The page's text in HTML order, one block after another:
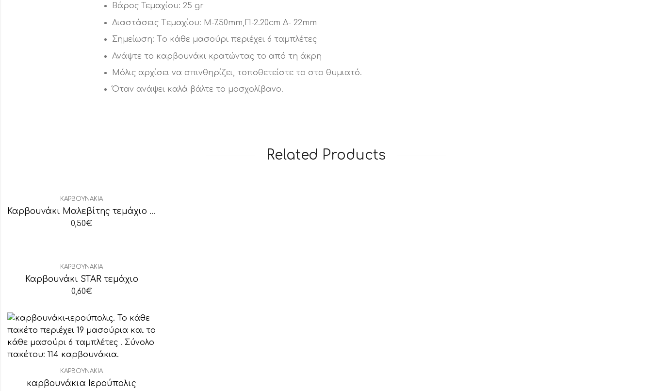
Βάρος Τεμαχίου: 25 gr
Διαστάσεις Tεμαχίου: Μ-7.50mm,Π-2.20cm Δ- 22mm
Σημείωση: Tο κάθε μασούρι περιέχει 6 ταμπλέτες
Ανάψτε το καρβουνάκι κρατώντας το από τη άκρη
Μόλις αρχίσει να σπινθηρίζει, τοποθετείστε το στο θυμιατό.
Όταν ανάψει καλά βάλτε το μοσχολίβανο.
Related Products
ΚΑΡΒΟΥΝΆΚΙΑ
Καρβουνάκι Μαλεβίτης τεμάχιο (άκαπνο)
0,50€
ΚΑΡΒΟΥΝΆΚΙΑ
Καρβουνάκι STAR τεμάχιο
0,60€
ΚΑΡΒΟΥΝΆΚΙΑ
καρβουνάκια Ιερούπολις